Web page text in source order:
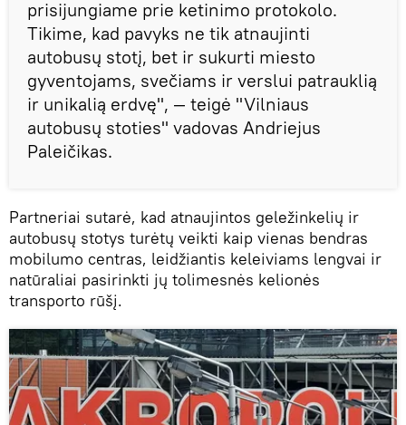
prisijungiame prie ketinimo protokolo.
Tikime, kad pavyks ne tik atnaujinti
autobusų stotį, bet ir sukurti miesto
gyventojams, svečiams ir verslui patrauklią
ir unikalią erdvę", — teigė "Vilniaus
autobusų stoties" vadovas Andriejus
Paleičikas.
Partneriai sutarė, kad atnaujintos geležinkelių ir
autobusų stotys turėtų veikti kaip vienas bendras
mobilumo centras, leidžiantis keleiviams lengvai ir
natūraliai pasirinkti jų tolimesnės kelionės
transporto rūšį.